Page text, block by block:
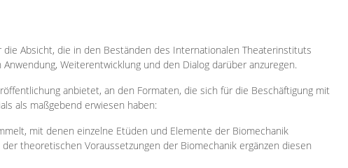
Absicht, die in den Beständen des Internationalen Theaterinstituts
Weiterentwicklung und den Dialog darüber anzuregen.
anbietet, an den Formaten, die sich für die Beschäftigung mit
als maßgebend erwiesen haben:
mit denen einzelne Etüden und Elemente der Biomechanik
theoretischen Voraussetzungen der Biomechanik ergänzen diesen